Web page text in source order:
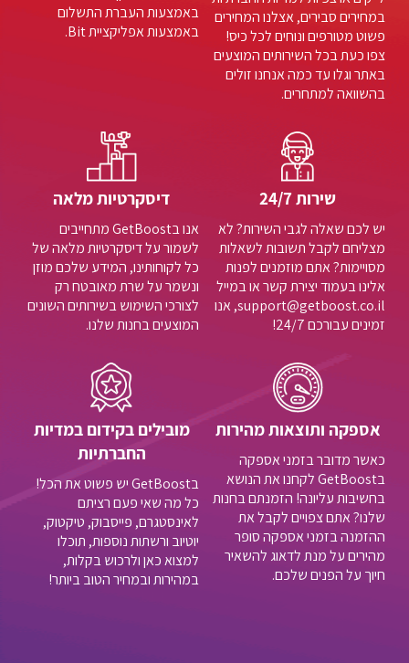
במחירים סבירים, אצלנו המחירים
פשוט מטורפים ונוחים לכל כיס!
צפו כעת בכל השירותים המוצעים
באתר וגלו עד כמה אנחנו זולים
בהשוואה למתחרים.
באמצעות העברת התשלום
באמצעות אפליקציית Bit.
שירות 24/7
יש לכם שאלה לגבי השירות? לא
מצליחם לקבל תשובות לשאלות
מסויימות? אתם מוזמנים לפנות
אלינו בעמוד יצירת קשר או במייל
support@getboost.co.il, אנו
זמינים עבורכם 24/7!
דיסקרטיות מלאה
אנו בGetBoost מתחייבים
לשמור על דיסקרטיות מלאה של
כל לקוחותינו, המידע שלכם מוזן
ונשמר על שרת מאובטח רק
לצורכי השימוש בשירותים השונים
המוצעים בחנות שלנו.
אספקה ותוצאות מהירות
כאשר מדובר בזמני אספקה
בGetBoost לקחנו את הנושא
בחשיבות עליונה! הזמנתם בחנות
שלנו? אתם צפויים לקבל את
ההזמנה בזמני אספקה סופר
מהירים על מנת לדאוג להשאיר
חיוך על הפנים שלכם.
מובילים בקידום במדיות
החברתיות
בGetBoost יש פשוט את הכל!
כל מה שאי פעם רציתם
לאינסטגרם, פייסבוק, טיקטוק,
יוטיוב ורשתות נוספות, תוכלו
למצוא כאן ולרכוש בקלות,
במהירות ובמחיר הטוב ביותר!